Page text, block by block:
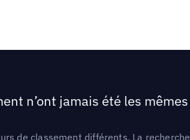
n’ont jamais été les
de classement différents. La